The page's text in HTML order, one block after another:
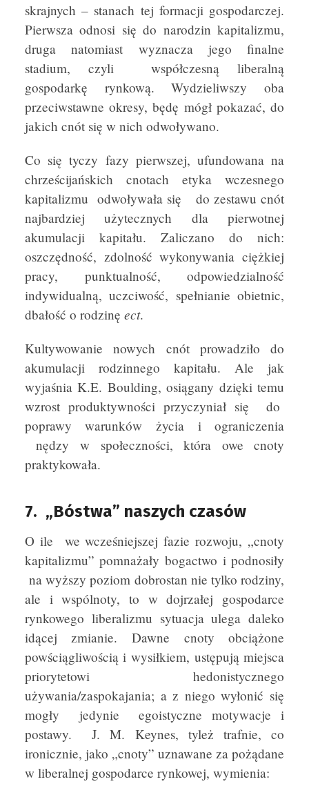
skrajnych – stanach tej formacji gospodarczej.
Pierwsza odnosi się do narodzin kapitalizmu,
druga natomiast wyznacza jego finalne
stadium, czyli współczesną liberalną
gospodarkę rynkową. Wydzieliwszy oba
przeciwstawne okresy, będę mógł pokazać, do
jakich cnót się w nich odwoływano.
Co się tyczy fazy pierwszej, ufundowana na
chrześcijańskich cnotach etyka wczesnego
kapitalizmu odwoływała się do zestawu cnót
najbardziej użytecznych dla pierwotnej
akumulacji kapitału. Zaliczano do nich:
oszczędność, zdolność wykonywania ciężkiej
pracy, punktualność, odpowiedzialność
indywidualną, uczciwość, spełnianie obietnic,
dbałość o rodzinę ect.
Kultywowanie nowych cnót prowadziło do
akumulacji rodzinnego kapitału. Ale jak
wyjaśnia K.E. Boulding, osiągany dzięki temu
wzrost produktywności przyczyniał się do
poprawy warunków życia i ograniczenia
nędzy w społeczności, która owe cnoty
praktykowała.
7. „Bóstwa” naszych czasów
O ile we wcześniejszej fazie rozwoju, „cnoty
kapitalizmu” pomnażały bogactwo i podnosiły
na wyższy poziom dobrostan nie tylko rodziny,
ale i wspólnoty, to w dojrzałej gospodarce
rynkowego liberalizmu sytuacja ulega daleko
idącej zmianie. Dawne cnoty obciążone
powściągliwością i wysiłkiem, ustępują miejsca
priorytetowi hedonistycznego
używania/zaspokajania; a z niego wyłonić się
mogły jedynie egoistyczne motywacje i
postawy. J. M. Keynes, tyleż trafnie, co
ironicznie, jako „cnoty” uznawane za pożądane
w liberalnej gospodarce rynkowej, wymienia: